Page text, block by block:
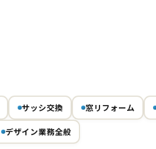
サッシ交換 窓リフォーム
デザイン業務全般